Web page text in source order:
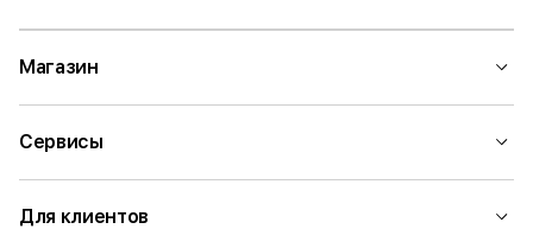
Магазин
Сервисы
Для клиентов